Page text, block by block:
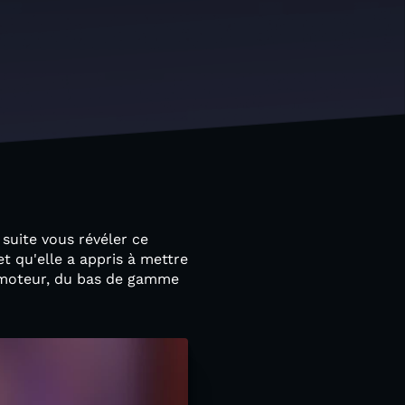
vous révéler ce
qu'elle a appris à mettre
du bas de gamme